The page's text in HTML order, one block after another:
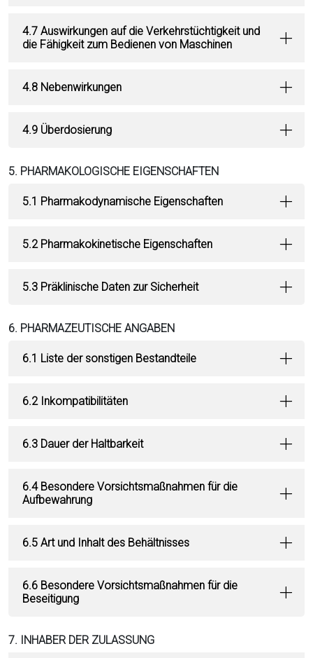
4.7 Auswirkungen auf die Verkehrstüchtigkeit und
die Fähigkeit zum Bedienen von Maschinen
4.8 Nebenwirkungen
4.9 Überdosierung
5. PHARMAKOLOGISCHE EIGENSCHAFTEN
5.1 Pharmakodynamische Eigenschaften
5.2 Pharmakokinetische Eigenschaften
5.3 Präklinische Daten zur Sicherheit
6. PHARMAZEUTISCHE ANGABEN
6.1 Liste der sonstigen Bestandteile
6.2 Inkompatibilitäten
6.3 Dauer der Haltbarkeit
6.4 Besondere Vorsichtsmaßnahmen für die
Aufbewahrung
6.5 Art und Inhalt des Behältnisses
6.6 Besondere Vorsichtsmaßnahmen für die
Beseitigung
7. INHABER DER ZULASSUNG